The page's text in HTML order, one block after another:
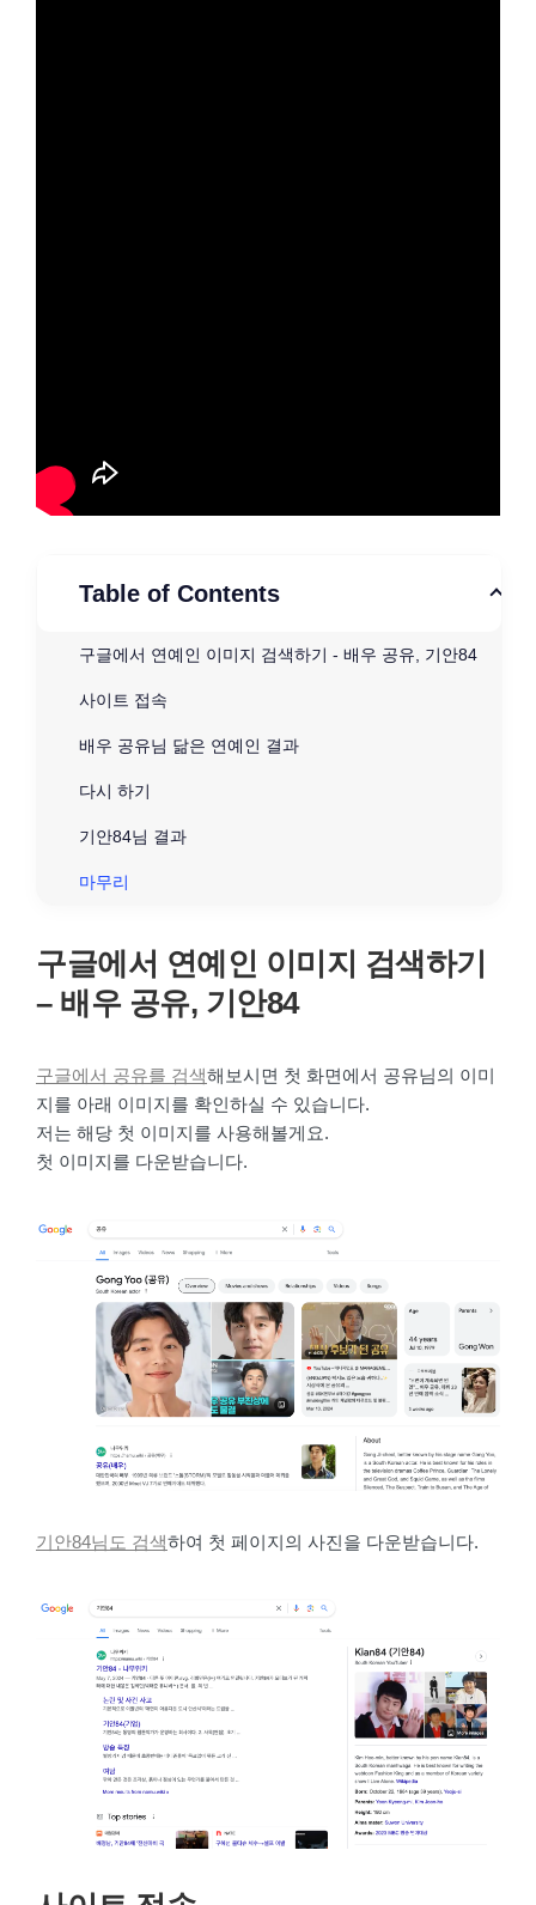
Table of Contents
구글에서 연예인 이미지 검색하기 - 배우 공유, 기안84
사이트 접속
배우 공유님 닮은 연예인 결과
다시 하기
기안84님 결과
마무리
구글에서 연예인 이미지 검색하기
– 배우 공유, 기안84
구글에서 공유를 검색해보시면 첫 화면에서 공유님의 이미
지를 아래 이미지를 확인하실 수 있습니다.
저는 해당 첫 이미지를 사용해볼게요.
첫 이미지를 다운받습니다.
기안84님도 검색하여 첫 페이지의 사진을 다운받습니다.